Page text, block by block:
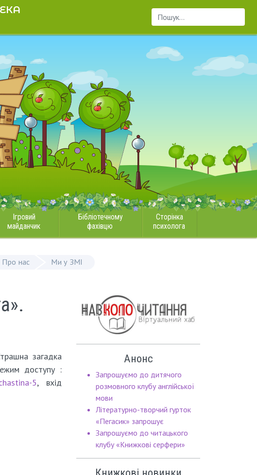
Пошук...
Ігровий
майданчик
Бібліотечному
фахівцю
Сторінка
психолога
Про нас Ми у ЗМІ
загадка
доступу :
5, вхід
Анонс
Запрошуємо до дитячого
розмовного клубу англійської
мови
Літературно-творчий гурток
«Пегасик» запрошує
Запрошуємо до читацького
клубу «Книжкові серфери»